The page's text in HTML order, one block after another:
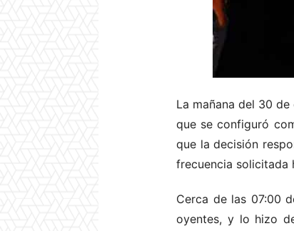
La mañana del 30
que se configuró
que la decisión
frecuencia solicitada
Cerca de las 07:00
oyentes, y lo hizo